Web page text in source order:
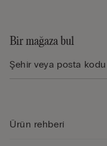
Bir mağaza bul
Ürün rehberi̇